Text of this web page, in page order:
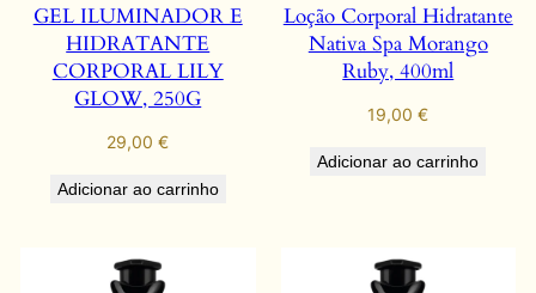
GEL ILUMINADOR E
HIDRATANTE
CORPORAL LILY
GLOW, 250G
29,00€
Adicionar ao carrinho
Loção Corporal Hidratante
Nativa Spa Morango
Ruby, 400ml
19,00€
Adicionar ao carrinho